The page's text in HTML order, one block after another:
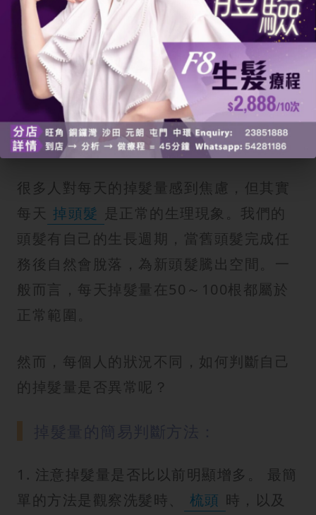
完成登記
正常掉髮量與判斷：只看排水孔的掉
髮並不準確！
很多人對每天的掉髮量感到焦慮，但其實
每天 掉頭髮 是正常的生理現象。我們的
頭髮有自己的生長週期，當舊頭髮完成任
務後自然會脫落，為新頭髮騰出空間。一
般而言，每天掉髮量在50～100根都屬於
正常範圍。
然而，每個人的狀況不同，如何判斷自己
的掉髮量是否異常呢？
1. 注意掉髮量是否比以前明顯增多。 最簡
單的方法是觀察洗髮時、
梳頭 時，以及